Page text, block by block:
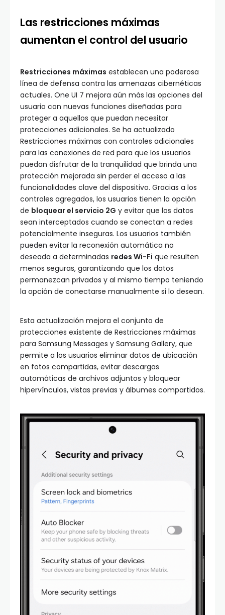
Las restricciones máximas
aumentan el control del usuario
Restricciones máximas establecen una poderosa
línea de defensa contra las amenazas cibernéticas
actuales. One UI 7 mejora aún más las opciones del
usuario con nuevas funciones diseñadas para
proteger a aquellos que puedan necesitar
protecciones adicionales. Se ha actualizado
Restricciones máximas con controles adicionales
para las conexiones de red para que los usuarios
puedan disfrutar de la tranquilidad que brinda una
protección mejorada sin perder el acceso a las
funcionalidades clave del dispositivo. Gracias a los
controles agregados, los usuarios tienen la opción
de bloquear el servicio 2G y evitar que los datos
sean interceptados cuando se conectan a redes
potencialmente inseguras. Los usuarios también
pueden evitar la reconexión automática no
deseada a determinadas redes Wi-Fi que resulten
menos seguras, garantizando que los datos
permanezcan privados y al mismo tiempo teniendo
la opción de conectarse manualmente si lo desean.
Esta actualización mejora el conjunto de
protecciones existente de Restricciones máximas
para Samsung Messages y Samsung Gallery, que
permite a los usuarios eliminar datos de ubicación
en fotos compartidas, evitar descargas
automáticas de archivos adjuntos y bloquear
hipervínculos, vistas previas y álbumes compartidos.